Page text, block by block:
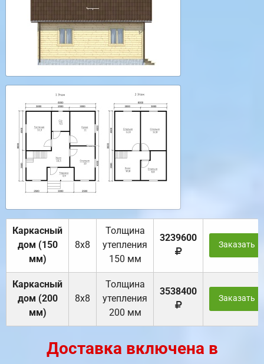
Каркасный
дом (150
мм)
8х8
Толщина
утепления
150 мм
3239600
Заказать
Каркасный
дом (200
мм)
8х8
Толщина
утепления
200 мм
3538400
Заказать
Доставка включена в